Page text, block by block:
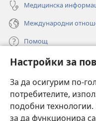
Настройки за
За да осигурим по-
потребителите,
подобни
за да функционира
Медицинска
Международни
Помощ
Дарения
нов
прозорец)ОНЛАЙН БИБЛИОТЕКА
(отваря
нов
прозорец)
JW Hub